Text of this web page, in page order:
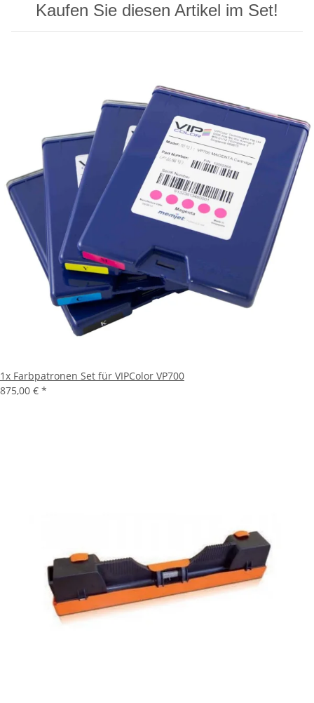
Kaufen Sie diesen Artikel im Set!
1x Farbpatronen Set für VIPColor VP700
875,00 € *